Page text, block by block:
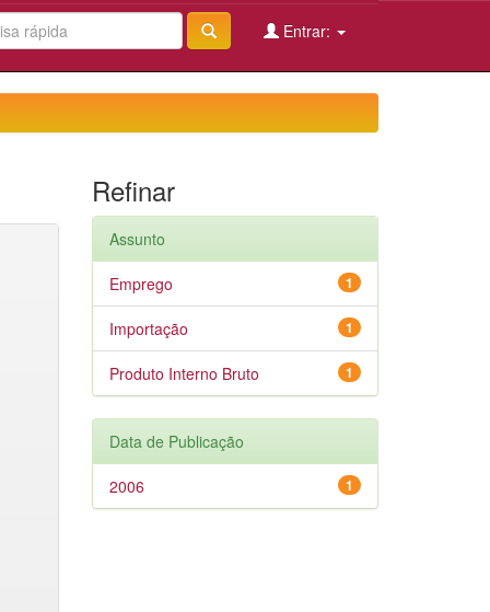
Entrar:
Refinar
Assunto
1
Emprego
1
Importação
1
Produto Interno Bruto
Data de Publicação
1
2006